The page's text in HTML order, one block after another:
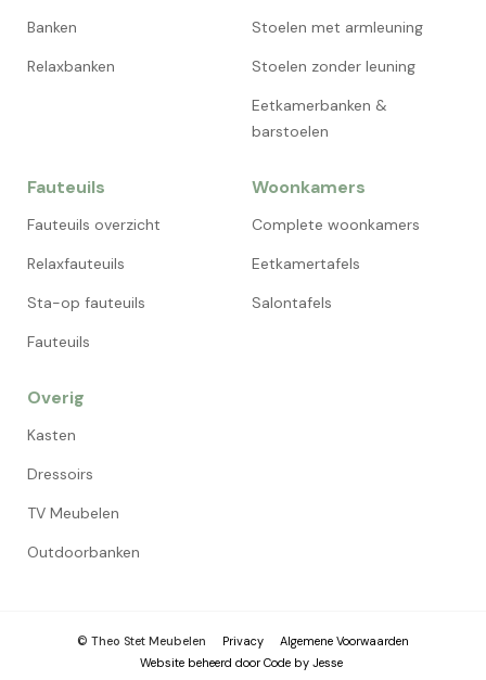
Banken
Relaxbanken
Stoelen met armleuning
Stoelen zonder leuning
Eetkamerbanken &
barstoelen
Fauteuils
Fauteuils overzicht
Relaxfauteuils
Sta-op fauteuils
Fauteuils
Woonkamers
Complete woonkamers
Eetkamertafels
Salontafels
Overig
Kasten
Dressoirs
TV Meubelen
Outdoorbanken
© Theo Stet Meubelen Privacy
Algemene Voorwaarden
Website beheerd door Code by Jesse